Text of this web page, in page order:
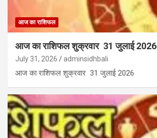
आज का राशिफल
आज का राशिफल शुक्रवार 31 जुलाई 2026
July 31, 2026 adminsidhbali
आज का राशिफल शुक्रवार 31 जुलाई 2026